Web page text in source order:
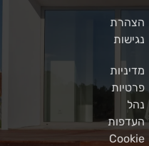
הצהרת
נגישות
מדיניות
פרטיות
נהל
העדפות
Cookie